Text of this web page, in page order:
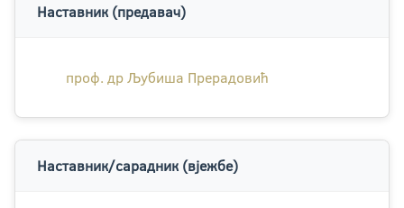
Наставник (предавач)
проф. др Љубиша Прерадовић
Наставник/сарадник (вјежбе)